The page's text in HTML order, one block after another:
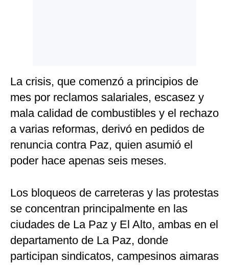
La crisis, que comenzó a principios de
mes por reclamos salariales, escasez y
mala calidad de combustibles y el rechazo
a varias reformas, derivó en pedidos de
renuncia contra Paz, quien asumió el
poder hace apenas seis meses.
Los bloqueos de carreteras y las protestas
se concentran principalmente en las
ciudades de La Paz y El Alto, ambas en el
departamento de La Paz, donde
participan sindicatos, campesinos aimaras